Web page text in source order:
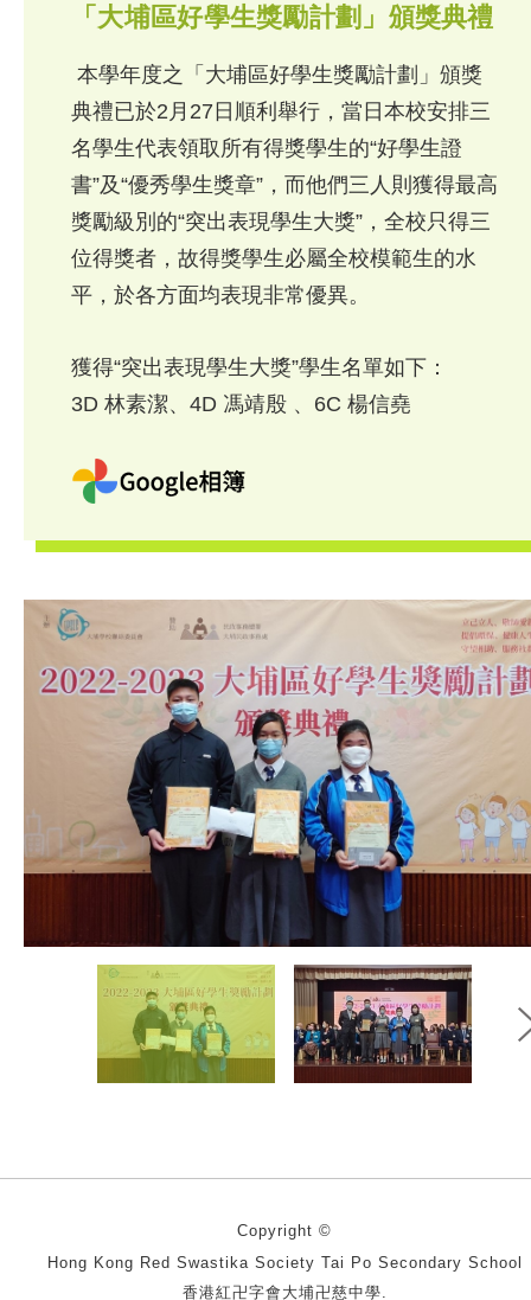
「大埔區好學生獎勵計劃」頒獎典禮
本學年度之「大埔區好學生獎勵計劃」頒獎
典禮已於2月27日順利舉行，當日本校安排三
名學生代表領取所有得獎學生的“好學生證
書”及“優秀學生獎章”，而他們三人則獲得最高
獎勵級別的“突出表現學生大獎”，全校只得三
位得獎者，故得獎學生必屬全校模範生的水
平，於各方面均表現非常優異。
獲得“突出表現學生大獎”學生名單如下：
3D 林素潔、4D 馮靖殷 、6C 楊信堯
Copyright ©
Hong Kong Red Swastika Society Tai Po Secondary School
香港紅卍字會大埔卍慈中學.